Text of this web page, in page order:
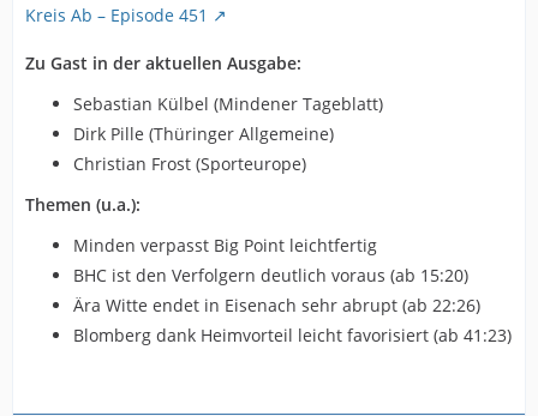
Kreis Ab – Episode 451
Zu Gast in der aktuellen Ausgabe:
Sebastian Külbel (Mindener Tageblatt)
Dirk Pille (Thüringer Allgemeine)
Christian Frost (Sporteurope)
Themen (u.a.):
Minden verpasst Big Point leichtfertig
BHC ist den Verfolgern deutlich voraus (ab 15:20)
Ära Witte endet in Eisenach sehr abrupt (ab 22:26)
Blomberg dank Heimvorteil leicht favorisiert (ab 41:23)